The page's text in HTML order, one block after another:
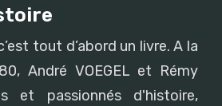
tout d’abord un livre. A la
André VOEGEL et Rémy
et passionnés d'histoire,